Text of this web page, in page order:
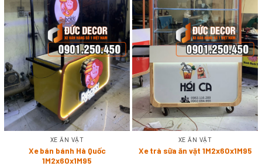
XE ĂN VẶT
Xe bán bánh Hà Quốc
1M2x60x1M95
XE ĂN VẶT
Xe trà sữa ăn vặt 1M2x60x1M95